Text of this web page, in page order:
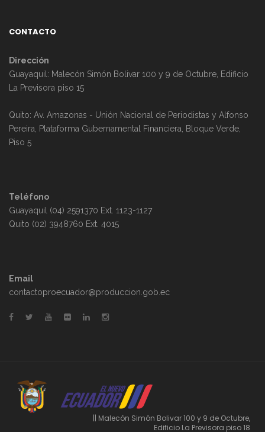
CONTACTO
Dirección
Guayaquil: Malecón Simón Bolivar 100 y 9 de Octubre, Edificio
La Previsora piso 15
Quito: Av. Amazonas - Unión Nacional de Periodistas y Alfonso
Pereira, Plataforma Gubernamental Financiera, Bloque Verde,
Piso 5
Teléfono
Guayaquil (04) 2591370 Ext. 1123-1127
Quito (02) 3948760 Ext. 4015
Email
contactoproecuador@produccion.gob.ec
|| Malecón Simón Bolivar 100 y 9 de Octubre,
Edificio La Previsora piso 18